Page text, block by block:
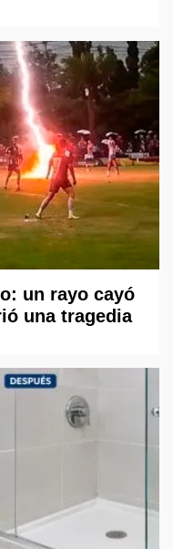
un rayo cayó
una tragedia